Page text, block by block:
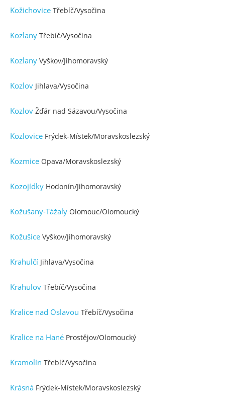
Kožichovice Třebíč/Vysočina
Kozlany Třebíč/Vysočina
Kozlany Vyškov/Jihomoravský
Kozlov Jihlava/Vysočina
Kozlov Žďár nad Sázavou/Vysočina
Kozlovice Frýdek-Místek/Moravskoslezský
Kozmice Opava/Moravskoslezský
Kozojídky Hodonín/Jihomoravský
Kožušany-Tážaly Olomouc/Olomoucký
Kožušice Vyškov/Jihomoravský
Krahulčí Jihlava/Vysočina
Krahulov Třebíč/Vysočina
Kralice nad Oslavou Třebíč/Vysočina
Kralice na Hané Prostějov/Olomoucký
Kramolín Třebíč/Vysočina
Krásná Frýdek-Místek/Moravskoslezský